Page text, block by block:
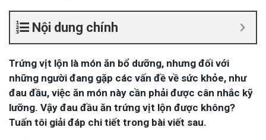
Nội dung chính
Trứng vịt lộn là món ăn bổ dưỡng, nhưng đối với
những người đang gặp các vấn đề về sức khỏe, như
đau đầu, việc ăn món này cần phải được cân nhắc kỹ
lưỡng. Vậy đau đầu ăn trứng vịt lộn được không?
Tuấn tôi giải đáp chi tiết trong bài viết sau.